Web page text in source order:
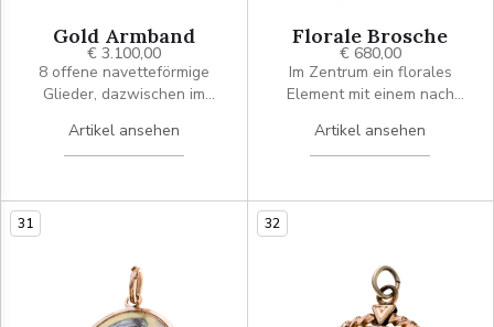
Gold Armband
€ 3.100,00
8 offene navetteförmige
Glieder, dazwischen im
oder Altschliffdiamant in
Zargenfassungen.
Sicherheitsacht.
Artikel ansehen
Florale Brosche
€ 680,00
Im Zentrum ein florales
Element mit einem nach
Seitlich je ein doppeltes
Blattelement.
Artikel ansehen
31 32